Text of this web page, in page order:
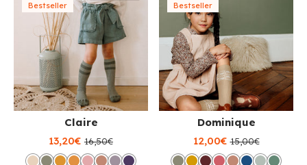
Bestseller
Claire
13,20€ 16,50€
Bestseller
Dominique
12,00€ 15,00€